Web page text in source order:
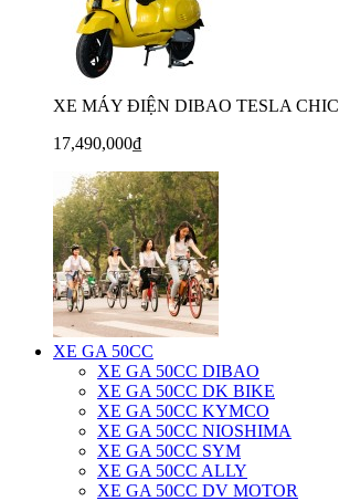
XE MÁY ĐIỆN DIBAO TESLA CHIC
17,490,000₫
XE GA 50CC
XE GA 50CC DIBAO
XE GA 50CC DK BIKE
XE GA 50CC KYMCO
XE GA 50CC NIOSHIMA
XE GA 50CC SYM
XE GA 50CC ALLY
XE GA 50CC DV MOTOR